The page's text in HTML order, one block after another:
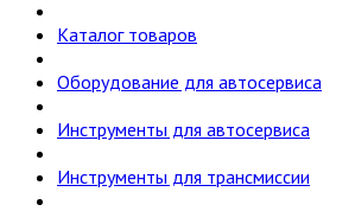
Каталог товаров
Оборудование для автосервиса
Инструменты для автосервиса
Инструменты для трансмиссии